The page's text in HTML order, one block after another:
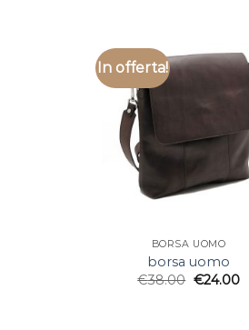
In offerta!
BORSA UOMO
borsa uomo
€38.00 €24.00